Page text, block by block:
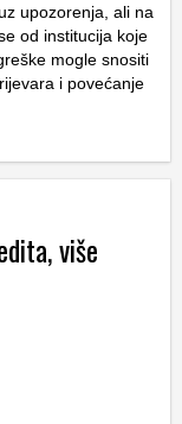
upozorenja, ali na
od institucija koje
mogle snositi
i povećanje
više